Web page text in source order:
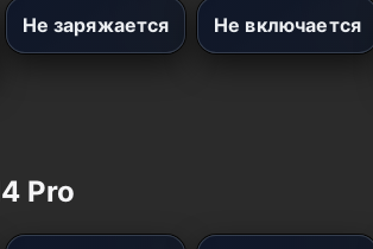
Не заряжается Не включается
Pro